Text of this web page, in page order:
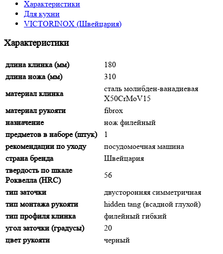
Характеристики
Для кухни
VICTORINOX (Швейцария)
Характеристики
длина клинка (мм)
180
длина ножа (мм)
310
материал клинка
сталь молибден-ванадиевая
X50CrMoV15
материал рукояти
fibrox
назначение
нож филейный
предметов в наборе (штук)
1
рекомендации по уходу
посудомоечная машина
страна бренда
Швейцария
твердость по шкале
Роквелла (HRC)
56
тип заточки
двусторонняя симметричная
тип монтажа рукояти
hidden tang (всадной глухой)
тип профиля клинка
филейный гибкий
угол заточки (градусы)
20
цвет рукояти
черный